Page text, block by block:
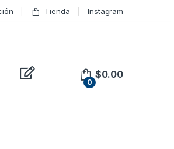
Tienda Instagram
0
$0.00